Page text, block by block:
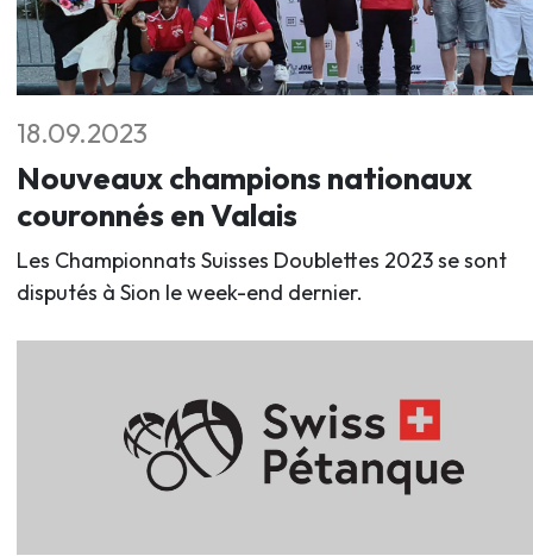
18.09.2023
Nouveaux champions nationaux
couronnés en Valais
Les Championnats Suisses Doublettes 2023 se sont
disputés à Sion le week-end dernier.